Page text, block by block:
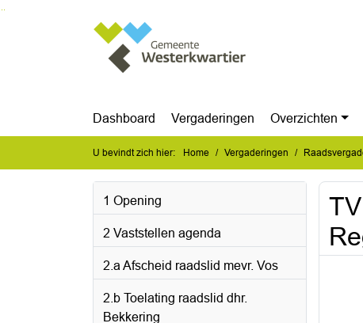
Dashboard Vergaderingen Overzichten
U bevindt zich hier: Home Vergaderingen
1 Opening
2 Vaststellen agenda
2.a Afscheid raadslid mevr. Vos
2.b Toelating raadslid dhr.
Bekkering